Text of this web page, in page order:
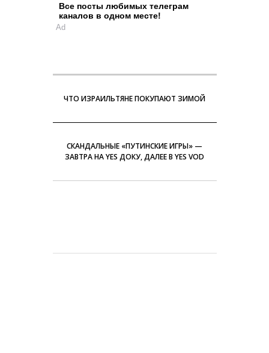
Все посты любимых телеграм
каналов в одном месте!
Ad
ЧТО ИЗРАИЛЬТЯНЕ ПОКУПАЮТ ЗИМОЙ
СКАНДАЛЬНЫЕ «ПУТИНСКИЕ ИГРЫ» —
ЗАВТРА НА YES ДОКУ, ДАЛЕЕ В YES VOD